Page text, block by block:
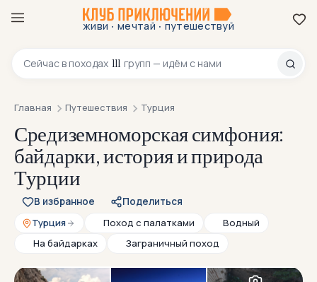
живи · мечтай · путешествуй
Сейчас в походах 111 групп — идём с нами
8 800 200-70-23
Главная Путешествия Турция
Средиземноморская симфония:
байдарки, история и природа
Турции
В избранное
Поделиться
Турция
Поход с палатками
Водный
На байдарках
Заграничный поход